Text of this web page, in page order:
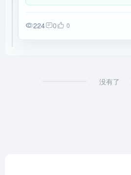
224 0 0
没有了